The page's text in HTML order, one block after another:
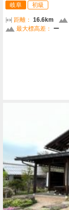
岐阜 初級
距離： 16.6km
最大標高差：
ー